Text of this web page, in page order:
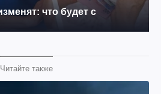
Читайте также